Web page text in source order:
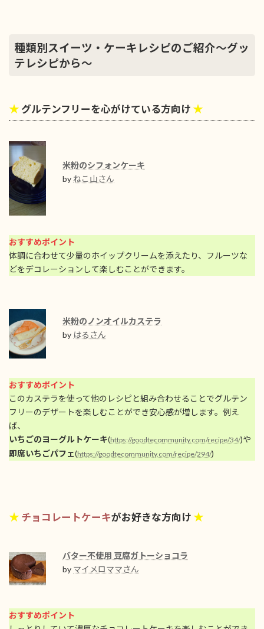
種類別スイーツ・ケーキレシピのご紹介～グッ
テレシピから～
★ グルテンフリーを心がけている方向け ★
米粉のシフォンケーキ
by ねこ山さん
おすすめポイント
体調に合わせて少量のホイップクリームを添えたり、フルーツな
どをデコレーションして楽しむことができます。
米粉のノンオイルカステラ
by はるさん
おすすめポイント
このカステラを使って他のレシピと組み合わせることでグルテン
フリーのデザートを楽しむことができ安心感が増します。例え
ば、
いちごのヨーグルトケーキ(https://goodtecommunity.com/recipe/34/)や
即席いちごパフェ(https://goodtecommunity.com/recipe/294/)
★ チョコレートケーキがお好きな方向け ★
バター不使用 豆腐ガトーショコラ
by マイメロママさん
おすすめポイント